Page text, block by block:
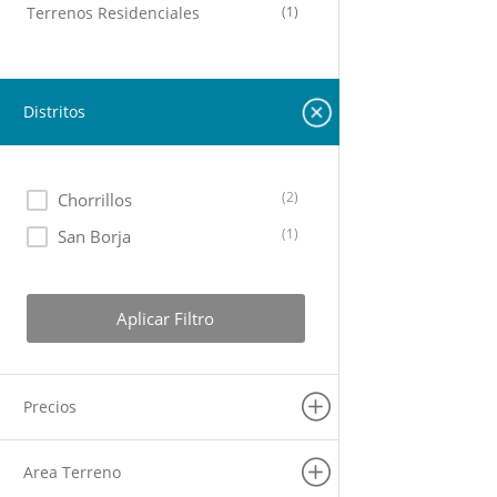
Terrenos Residenciales (1)
Distritos
Chorrillos (2)
San Borja (1)
Aplicar Filtro
Precios
Area Terreno